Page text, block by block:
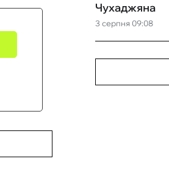
3 серпня 09:08
Чухаджяна